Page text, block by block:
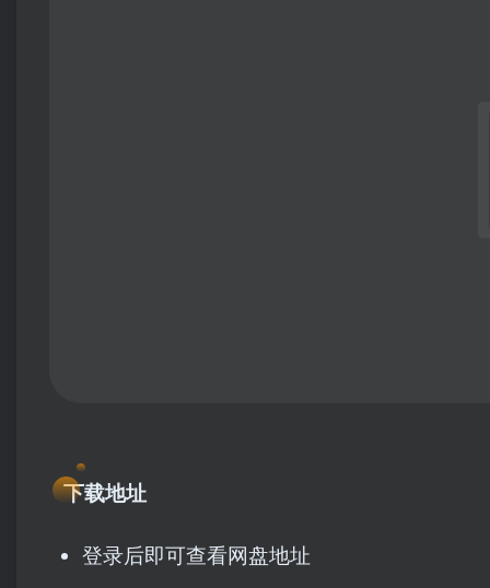
下载地址
登录后即可查看网盘地址